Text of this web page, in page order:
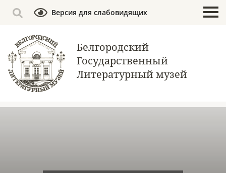
Версия для слабовидящих
Белгородский
Государственный
Литературный музей